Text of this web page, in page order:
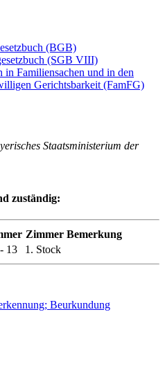
(BGB)
(SGB VIII)
in Familiensachen und in den
Gerichtsbarkeit (FamFG)
Staatsministerium der
zuständig:
Zimmer Bemerkung
13 1. Stock
Beurkundung